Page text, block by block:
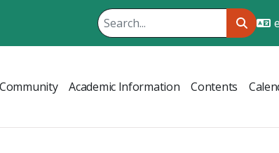
Academic Information Contents